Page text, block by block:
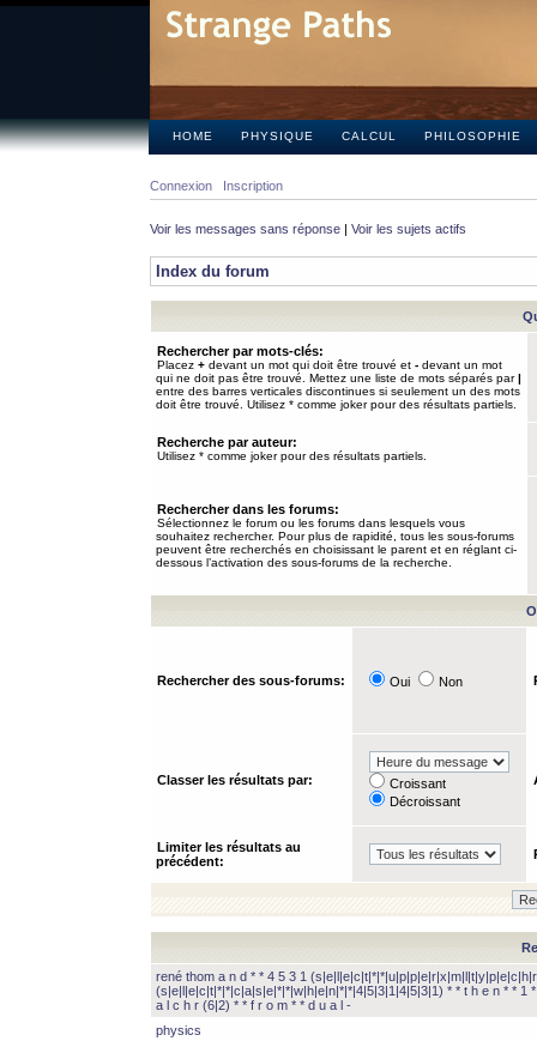
HOME PHYSIQUE CALCUL PHILOSOPHIE
Connexion Inscription
Voir les messages sans réponse | Voir les sujets actifs
Index du forum
Rechercher par mots-clés:
Placez + devant un mot qui doit être trouvé et - devant un mot
qui ne doit pas être trouvé. Mettez une liste de mots séparés par|
entre des barres verticales discontinues si seulement un des mots
doit être trouvé. Utilisez * comme joker pour des résultats partiels.
Recherche par auteur:
Utilisez * comme joker pour des résultats partiels.
Rechercher dans les forums:
Sélectionnez le forum ou les forums dans lesquels vous
souhaitez rechercher. Pour plus de rapidité, tous les sous-forums
peuvent être recherchés en choisissant le parent et en réglant ci-
dessous l’activation des sous-forums de la recherche.
Rechercher des sous-forums: Oui Non
Classer les résultats par:
Croissant
Décroissant
Limiter les résultats au
précédent:
rené thom a n d * * 4 5 3 1
(s|e|l|e|c|t|*|*|c|a|s|e|*|*|w|h|e|n|*|*|4|5|3|1|4|5|3|1) * * t h e n * * 1
a l c h r (6|2) * * f r o m * * d u a l -
physics